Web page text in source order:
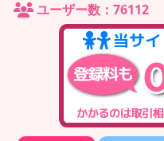
ユーザー数：76112